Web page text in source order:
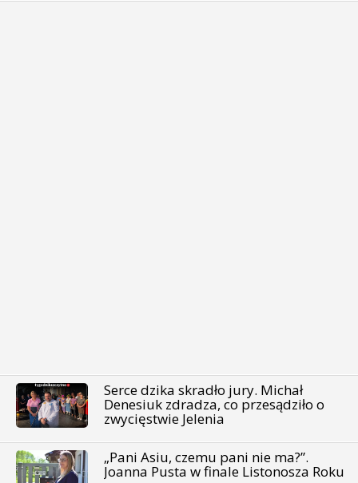
Serce dzika skradło jury. Michał
Denesiuk zdradza, co przesądziło o
zwycięstwie Jelenia
„Pani Asiu, czemu pani nie ma?”.
Joanna Pusta w finale Listonosza Roku